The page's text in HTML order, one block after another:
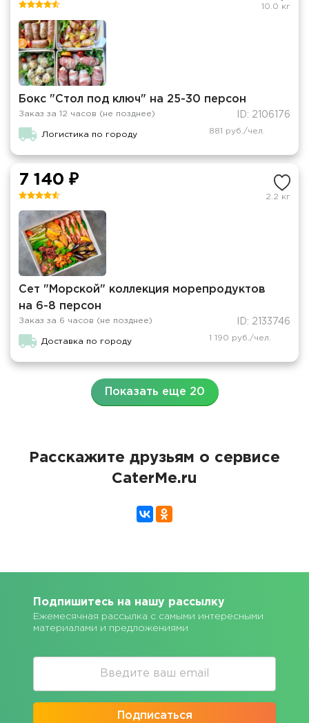
10.0 кг
Бокс "Стол под ключ" на 25-30 персон
Заказ за 12 часов (не позднее) ID: 2106176
Логистика по городу 881 руб./чел.
7 140 ₽
2.2 кг
Сет "Морской" коллекция морепродуктов
на 6-8 персон
Заказ за 6 часов (не позднее) ID: 2133746
Доставка по городу 1 190 руб./чел.
Показать еще 20
Расскажите друзьям о сервисе
CaterMe.ru
Подпишитесь на нашу рассылку
Ежемесячная рассылка с самыми интересными
материалами и предложениями
Подписаться